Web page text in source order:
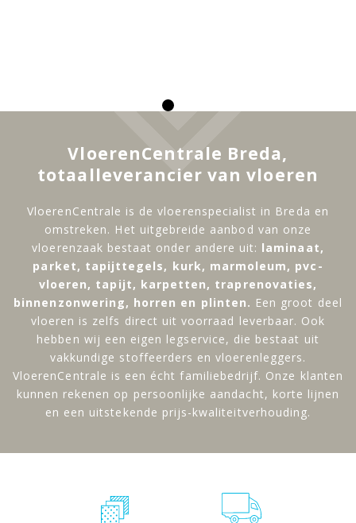
VloerenCentrale Breda,
totaalleverancier van vloeren
VloerenCentrale is de vloerenspecialist in Breda en
omstreken. Het uitgebreide aanbod van onze
vloerenzaak bestaat onder andere uit: laminaat,
parket, tapijttegels, kurk, marmoleum, pvc-
vloeren, tapijt, karpetten, traprenovaties,
binnenzonwering, horren en plinten. Een groot deel
vloeren is zelfs direct uit voorraad leverbaar. Ook
hebben wij een eigen legservice, die bestaat uit
vakkundige stoffeerders en vloerenleggers.
VloerenCentrale is een écht familiebedrijf. Onze klanten
kunnen rekenen op persoonlijke aandacht, korte lijnen
en een uitstekende prijs-kwaliteitverhouding.